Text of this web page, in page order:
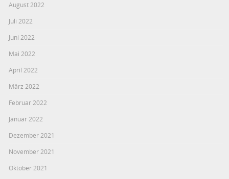
August 2022
Juli 2022
Juni 2022
Mai 2022
April 2022
März 2022
Februar 2022
Januar 2022
Dezember 2021
November 2021
Oktober 2021